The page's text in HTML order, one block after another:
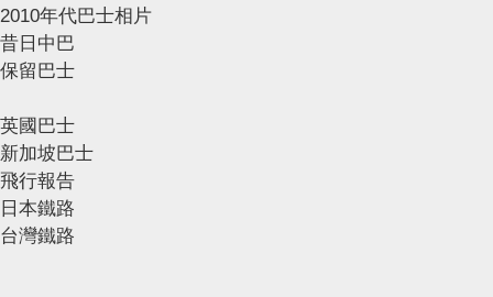
2010年代巴士相片
昔日中巴
保留巴士
英國巴士
新加坡巴士
飛行報告
日本鐵路
台灣鐵路